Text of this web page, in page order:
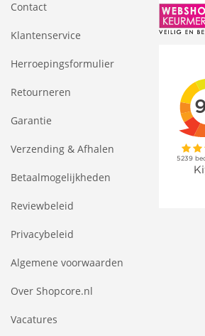
Contact
Klantenservice
Herroepingsformulier
Retourneren
Garantie
Verzending & Afhalen
Betaalmogelijkheden
Reviewbeleid
Privacybeleid
Algemene voorwaarden
Over Shopcore.nl
Vacatures